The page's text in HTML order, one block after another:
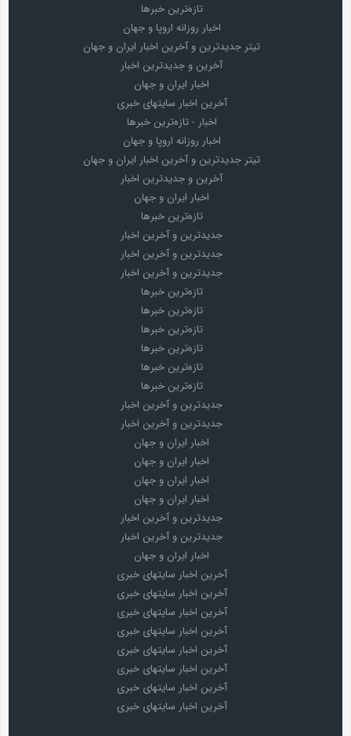
تازه‌ترین خبرها
اخبار روزانه اروپا و جهان
تیتر جدیدترین و آخرین اخبار ایران و جهان
آخرین و جدیدترین اخبار
اخبار ایران و جهان
آخرین اخبار سایتهای خبری
اخبار - تازه‌ترین خبرها
اخبار روزانه اروپا و جهان
تیتر جدیدترین و آخرین اخبار ایران و جهان
آخرین و جدیدترین اخبار
اخبار ایران و جهان
تازه‌ترین خبرها
جدیدترین و آخرین اخبار
جدیدترین و آخرین اخبار
جدیدترین و آخرین اخبار
تازه‌ترین خبرها
تازه‌ترین خبرها
تازه‌ترین خبرها
تازه‌ترین خبرها
تازه‌ترین خبرها
تازه‌ترین خبرها
جدیدترین و آخرین اخبار
جدیدترین و آخرین اخبار
اخبار ایران و جهان
اخبار ایران و جهان
اخبار ایران و جهان
اخبار ایران و جهان
جدیدترین و آخرین اخبار
جدیدترین و آخرین اخبار
اخبار ایران و جهان
آخرین اخبار سایتهای خبری
آخرین اخبار سایتهای خبری
آخرین اخبار سایتهای خبری
آخرین اخبار سایتهای خبری
آخرین اخبار سایتهای خبری
آخرین اخبار سایتهای خبری
آخرین اخبار سایتهای خبری
آخرین اخبار سایتهای خبری